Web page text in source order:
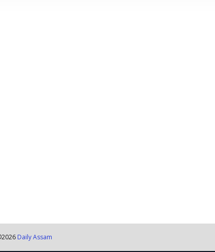
2026 Daily Assam